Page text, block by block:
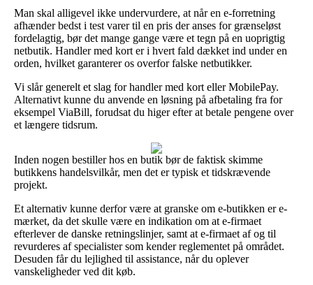
Man skal alligevel ikke undervurdere, at når en e-forretning
afhænder bedst i test varer til en pris der anses for grænseløst
fordelagtig, bør det mange gange være et tegn på en uoprigtig
netbutik. Handler med kort er i hvert fald dækket ind under en
orden, hvilket garanterer os overfor falske netbutikker.
Vi slår generelt et slag for handler med kort eller MobilePay.
Alternativt kunne du anvende en løsning på afbetaling fra for
eksempel ViaBill, forudsat du higer efter at betale pengene over
et længere tidsrum.
Inden nogen bestiller hos en butik bør de faktisk skimme
butikkens handelsvilkår, men det er typisk et tidskrævende
projekt.
Et alternativ kunne derfor være at granske om e-butikken er e-
mærket, da det skulle være en indikation om at e-firmaet
efterlever de danske retningslinjer, samt at e-firmaet af og til
revurderes af specialister som kender reglementet på området.
Desuden får du lejlighed til assistance, når du oplever
vanskeligheder ved dit køb.